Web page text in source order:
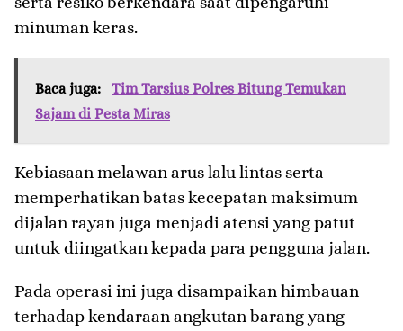
minuman keras.
Baca juga:
Tim Tarsius Polres Bitung Temukan
Sajam di Pesta Miras
Kebiasaan melawan arus lalu lintas serta
memperhatikan batas kecepatan maksimum
dijalan rayan juga menjadi atensi yang patut
untuk diingatkan kepada para pengguna jalan.
Pada operasi ini juga disampaikan himbauan
terhadap kendaraan angkutan barang yang